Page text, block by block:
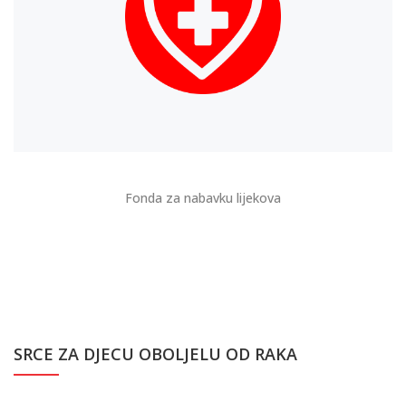
Fonda za nabavku lijekova
SRCE ZA DJECU OBOLJELU OD RAKA